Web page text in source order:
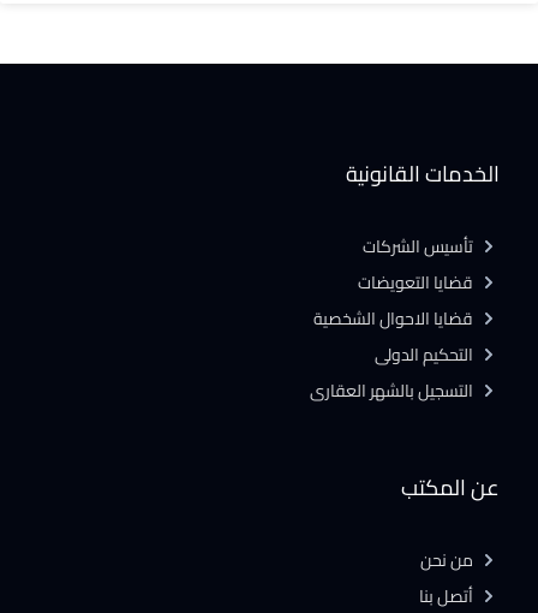
عن المكتب
من نحن
أتصل بنا
الخدمات القانونية
تأسيس الشركات
قضايا التعويضات
قضايا الاحوال الشخصية
التحكيم الدولى
التسجيل بالشهر العقارى